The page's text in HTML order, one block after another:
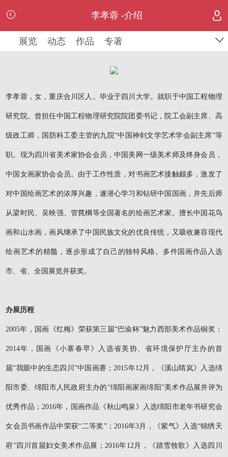
李孝蓉 -介绍
展览 动态 作品 专著
李孝蓉，女，重庆合川区人。毕业于四川大学。就职于中国工程物理
研究院。曾担任中国工程物理研究院院团委书记，院工会副主席、高
级政工师，国防科工委主管的九院“中国神剑文学艺术学会副主席”等
职。现为四川省美术家协会会员，中国美网一级美术师及终身会员，
中国女画家协会会员。由于工作性质，对书画艺术接触颇多，激发了
对中国绘画艺术的浓厚兴趣，遂潜心学习和钻研中国国画，并先后师
从梁时民、吴映强、管苠棡等全国著名的绘画艺术家。擅长中国花鸟
画和山水画，画风继承了中国民族文化的优良传统，又吸收兼容现代
绘画艺术的精髓，逐步形成了自己的独特风格。多件国画作品入选
市、省、全国展览并获奖。
办展历程
2005年，国画《红梅》荣获第三届“巴渝杯”魅力西部美术作品铜奖；
2014年，国画《小寨春早》入选省美协、省环境保护厅主办的首
届“我眼中的生态四川”中国画赛；2015年12月，《溪山睛岚》入选绵
阳市委、绵阳市人民政府主办的“绵阳画家画绵阳”美术作品展并评为
优秀作品；2016年，国画作品《秋山鸣泉》入选绵阳市老年书研究会
女会员书画作品中荣获“二等奖”；2016年3月，《紫气》入选“锦绣天
府”四川首届妇女美术作品展；2016年12月，《踏雪牧歌》入选四川